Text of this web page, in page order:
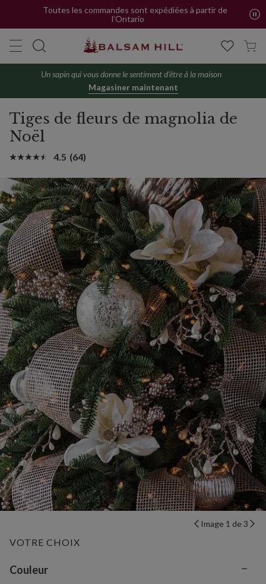
Toutes les commandes sont expédiées à partir de
l’Ontario
Un sapin qui vous donne le sentiment d'être à la maison
Magasiner maintenant
Tiges de fleurs de magnolia de
Noël
4.5 (64)
Image 1 de 3
VOTRE CHOIX
Variant selection
Couleur −